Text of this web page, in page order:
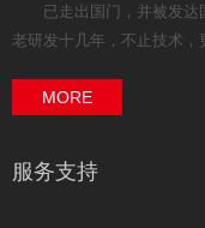
已走出国门，并被发
老研发十几年，不止技术，
MORE
服务支持